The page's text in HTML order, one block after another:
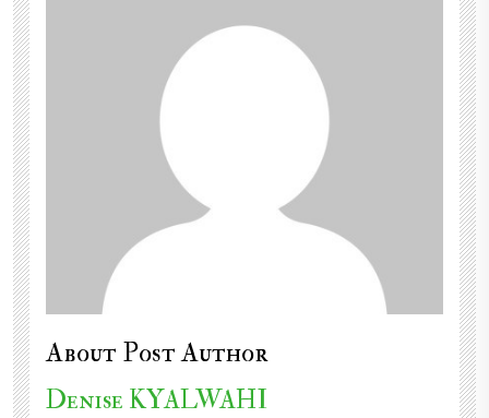
About Post Author
Denise KYALWAHI